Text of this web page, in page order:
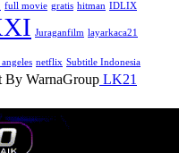
full movie gratis hitman IDLIX
Juraganfilm layarkaca21
netflix Subtitle Indonesia
By WarnaGroup LK21